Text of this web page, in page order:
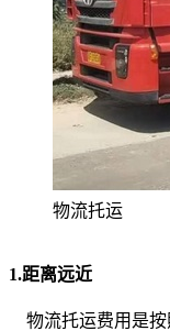
物流托运
1.距离远近
物流托运费用是按